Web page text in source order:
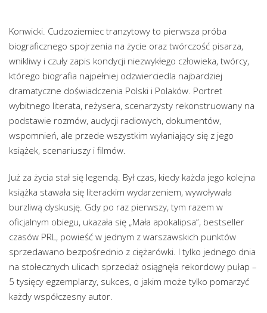
Konwicki. Cudzoziemiec tranzytowy to pierwsza próba
biograficznego spojrzenia na życie oraz twórczość pisarza,
wnikliwy i czuły zapis kondycji niezwykłego człowieka, twórcy,
którego biografia najpełniej odzwierciedla najbardziej
dramatyczne doświadczenia Polski i Polaków. Portret
wybitnego literata, reżysera, scenarzysty rekonstruowany na
podstawie rozmów, audycji radiowych, dokumentów,
wspomnień, ale przede wszystkim wyłaniający się z jego
książek, scenariuszy i filmów.
Już za życia stał się legendą. Był czas, kiedy każda jego kolejna
książka stawała się literackim wydarzeniem, wywoływała
burzliwą dyskusję. Gdy po raz pierwszy, tym razem w
oficjalnym obiegu, ukazała się „Mała apokalipsa”, bestseller
czasów PRL, powieść w jednym z warszawskich punktów
sprzedawano bezpośrednio z ciężarówki. I tylko jednego dnia
na stołecznych ulicach sprzedaż osiągnęła rekordowy pułap –
5 tysięcy egzemplarzy, sukces, o jakim może tylko pomarzyć
każdy współczesny autor.